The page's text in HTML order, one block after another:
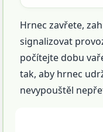
Hrnec zavřete,
signalizovat
počítejte dobu
tak, aby hrnec
nevypouštěl